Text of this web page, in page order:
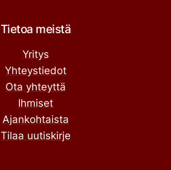
Tietoa meistä
Yritys
Yhteystiedot
Ota yhteyttä
Ihmiset
Ajankohtaista
Tilaa uutiskirje